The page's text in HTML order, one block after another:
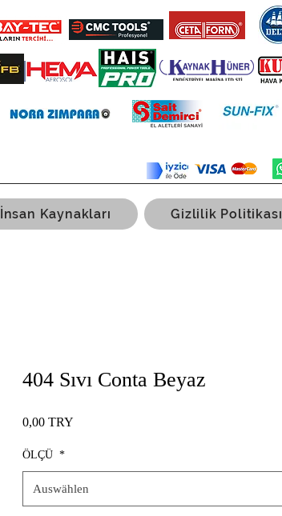
İnsan Kaynakları Gizlilik Politikası
404 Sıvı Conta Beyaz
0,00 TRY
ÖLÇÜ *
Auswählen